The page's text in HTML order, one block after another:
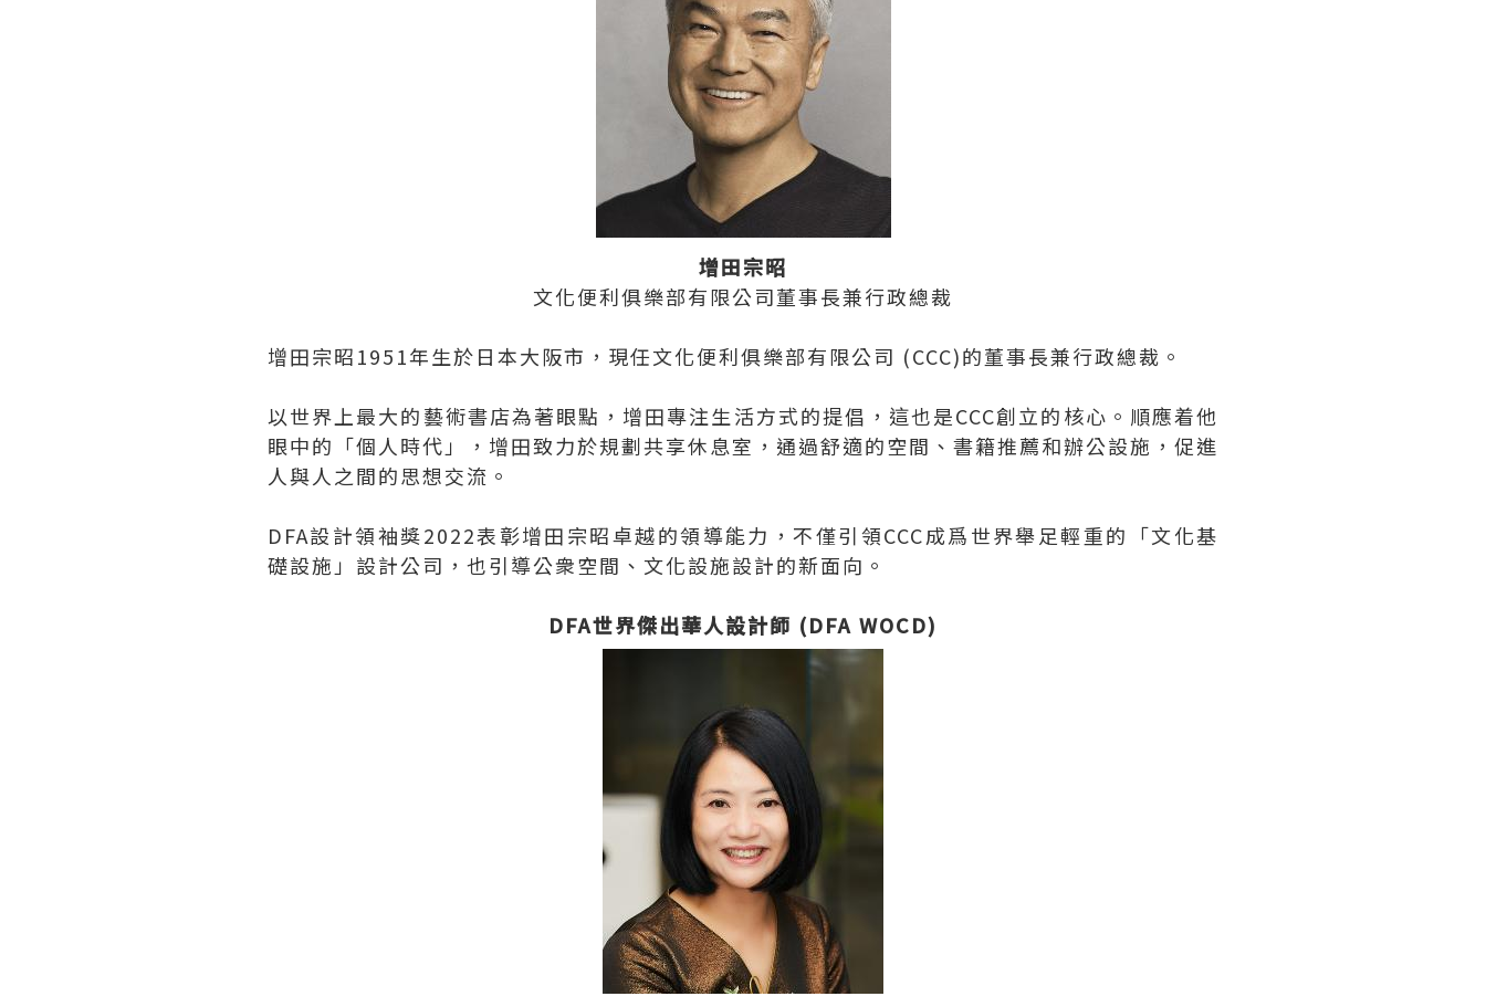
增田宗昭
文化便利俱樂部有限公司董事長兼行政總裁
增田宗昭1951年生於日本大阪市，現任文化便利俱樂部有限公司 (CCC)的董事長兼行政總裁。
以世界上最大的藝術書店為著眼點，增田專注生活方式的提倡，這也是CCC創立的核心。順應着他
眼中的「個人時代」，增田致力於規劃共享休息室，通過舒適的空間、書籍推薦和辦公設施，促進
人與人之間的思想交流。
DFA設計領袖獎2022表彰增田宗昭卓越的領導能力，不僅引領CCC成爲世界舉足輕重的「文化基
礎設施」設計公司，也引導公衆空間、文化設施設計的新面向。
DFA世界傑出華人設計師 (DFA WOCD)